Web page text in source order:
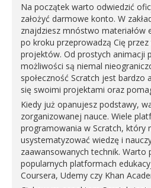
Na początek warto odwiedzić
założyć darmowe konto. W
znajdziesz mnóstwo materiałów
po kroku przeprowadzą Cię
projektów. Od prostych animacji
możliwości są niemal
społeczność Scratch jest bardzo
się swoimi projektami oraz
Kiedy już opanujesz podstawy,
zorganizowanej nauce. Wiele
programowania w Scratch, który
usystematyzować wiedzę i
zaawansowanych technik. Warto
popularnych platformach
Coursera, Udemy czy Khan